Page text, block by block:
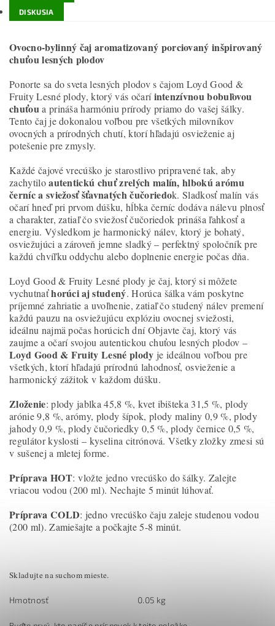
DISKUSIA
Ovocno-bylinný čaj aromatizovaný porciovaný inšpirovaný
chuťou lesných plodov
Ponorte sa do sveta lesných plodov s čajom Loyd Good &
Fruity Lesné plody, ktorý vás očaríintenzívnou bobuľovou
chuťoua prináša harmóniu prírody priamo do vašej šálky.
Tento čaj je dokonalou voľbou pre všetkých milovníkov
ovocných a prírodných chutí, ktorí hľadajú osvieženie aj
potešenie pre zmysly.
Každé čajové vrecúško je starostlivo pripravené tak, aby
zachytiloautentickú chuť zrelých malín, hlbokú arómu
černíc a sviežosť šťavnatých čučoriedok. Sladkosť malín vás
očarí hneď pri prvom dúšku, hĺbka černíc dodáva nálevu plnosť
a charakter, zatiaľ čo sviežosť čučoriedok prináša ľahkosť a
energiu. Výsledkom je harmonický nálev, ktorý je bohatý,
osviežujúci a zároveň jemne sladký – perfektný spoločník pre
každú chvíľku oddychu alebo doplnenie energie počas dňa.
Loyd Good & Fruity Lesné plody je čaj, ktorý si môžete
vychutnaťhorúci aj studený. Horúca šálka vám poskytne
príjemné zahriatie a uvoľnenie, zatiaľ čo studený nálev premení
každú pauzu na osviežujúcu explóziu ovocnej sviežosti,
ideálnu najmä počas horúcich dní Objavte čaj, ktorý vás
zaujme a očarí svojou autentickou chuťou lesných plodov –
Loyd Good & Fruity Lesné plody je ideálnou voľbou pre
všetkých, ktorí hľadajú prírodnú lahodnosť, osvieženie a
harmonický zážitok v každom dúšku.
Zloženie: plody jablka 45,8 %, kvet ibišteka 31,5 %, plody
arónie 9,8 %, arómy, plody šípok, plody maliny 0,9 %, plody
jahody 0,9 %, plody čučoriedky 0,5 %, plody černice 0,5 %,
regulátor kyslosti – kyselina citrónová. Všetky zložky zmesi sú
v sušenej a mletej forme.
Príprava HOT: vložte jedno vrecúško do šálky. Zalejte
vriacou vodou (200 ml). Nechajte 5 minút lúhovať.
Príprava COLD: jedno vrecúško čaju zaleje studenou vodou
(200 ml). Zamiešajte a počkajte 5-8 minút.
Skladujte na suchom mieste.
Hmotnosť 0.05 kg